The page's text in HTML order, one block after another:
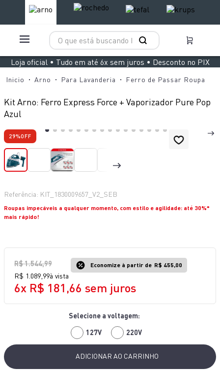
O que está buscando hoje?
Loja oficial • Tudo em até 6x sem juros • Desconto no PIX
Arno Para Lavanderia Ferro de Passar Roupa
Kit Arno: Ferro Express Force + Vaporizador Pure Pop
Azul
29%OFF
Referência: KIT_1830009657_V2_SEB
Roupas impecáveis a qualquer momento, com estilo e agilidade: até 30%*
mais rápido!
R$1.544,99 Economize à partir de R$ 455,00
R$ 1 .089 99à vista
6x R$ 181 ,66 sem juros
127V 220V
ADICIONAR AO CARRINHO
TERMOS MAIS BUSCADOS
duo power
6º
aspirador x-force 9 60
8º
vaporizador pure pop
9 º
clipso vermelha